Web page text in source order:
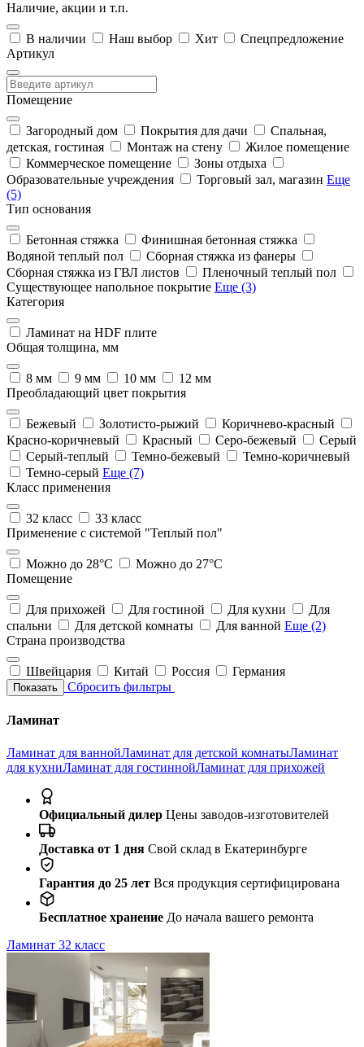
Наличие, акции и т.п.
В наличии Наш выбор Хит
Спецпредложение
Артикул
Помещение
Загородный дом Покрытия для дачи
Спальная,
детская, гостиная
Монтаж на стену
Жилое помещение
Коммерческое помещение
Зоны отдыха
Образовательные учреждения
Торговый зал, магазин Еще
(5)
Тип основания
Бетонная стяжка
Финишная бетонная стяжка
Водяной теплый пол
Сборная стяжка из фанеры
Сборная стяжка из ГВЛ листов
Пленочный теплый пол
Существующее напольное покрытие Еще (3)
Категория
Ламинат на HDF плите
Общая толщина, мм
8 мм 9 мм 10 мм
12 мм
Преобладающий цвет покрытия
Бежевый Золотисто-рыжий
Коричнево-красный
Красно-коричневый
Красный Серо-бежевый
Серый
Серый-теплый
Темно-бежевый
Темно-коричневый
Темно-серый Еще (7)
Класс применения
32 класс
33 класс
Применение с системой "Теплый пол"
Можно до 28°С
Можно до 27°С
Помещение
Для прихожей Для гостиной Для кухни
Для
спальни
Для детской комнаты Для ванной Еще (2)
Страна производства
Швейцария Китай Россия Германия
Показать Сбросить фильтры
Ламинат
Ламинат для ваннойЛаминат для детской комнатыЛаминат
для кухниЛаминат для гостиннойЛаминат для прихожей
Официальный дилер Цены заводов-изготовителей
Доставка от 1 дня Свой склад в Екатеринбурге
Гарантия до 25 лет Вся продукция сертифицирована
Бесплатное хранение До начала вашего ремонта
Ламинат 32 класс